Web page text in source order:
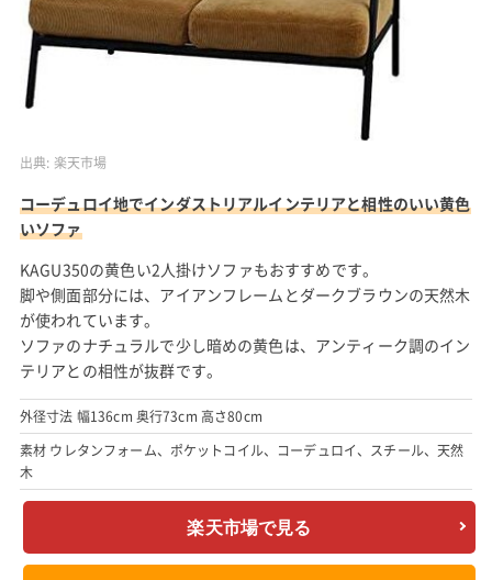
出典: 楽天市場
コーデュロイ地でインダストリアルインテリアと相性のいい黄色
いソファ
KAGU350の黄色い2人掛けソファもおすすめです。
脚や側面部分には、アイアンフレームとダークブラウンの天然木
が使われています。
ソファのナチュラルで少し暗めの黄色は、アンティーク調のイン
テリアとの相性が抜群です。
外径寸法 幅136cm 奥行73cm 高さ80cm
素材 ウレタンフォーム、ポケットコイル、コーデュロイ、スチール、天然
木
楽天市場で見る